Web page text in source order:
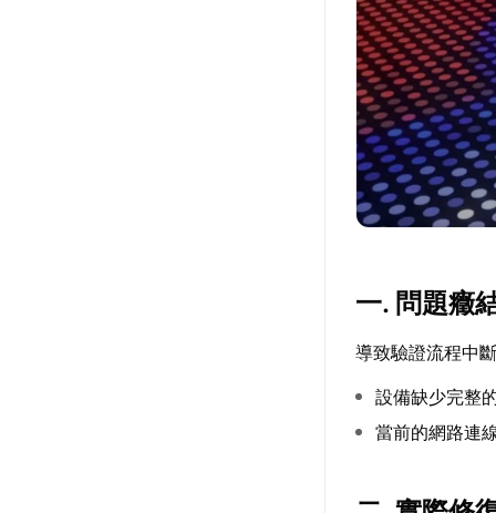
一. 問題癥
導致驗證流程中
設備缺少完整
當前的網路連